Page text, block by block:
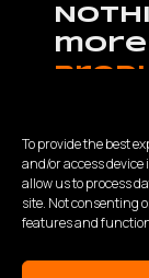
To provide the best
and/or access
allow us to process
site. Not consenting
features and
more